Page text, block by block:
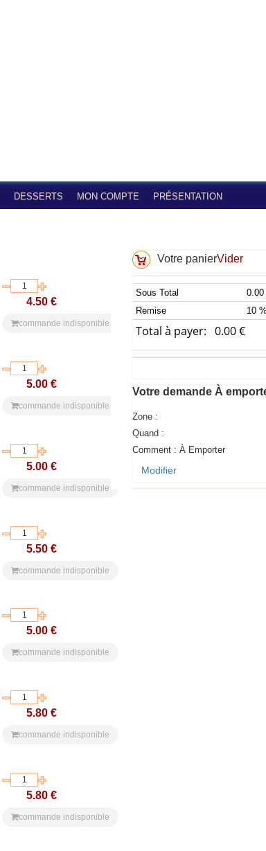
DESSERTS MON COMPTE PRÉSENTATION
4.50 €
commande indisponible
5.00 €
commande indisponible
5.00 €
commande indisponible
5.50 €
commande indisponible
5.00 €
commande indisponible
5.80 €
commande indisponible
5.80 €
commande indisponible
Votre panierVider
Sous Total
0.00
Remise
10
Total à payer: 0.00 €
Votre demande À
Zone :
Quand :
Comment : À Emporter
Modifier